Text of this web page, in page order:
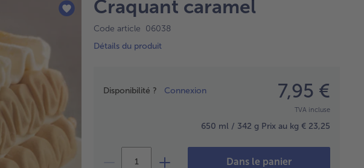
Craquant caramel
Code article 06038
Détails du produit
Disponibilité ? Connexion 7,95 €
TVA incluse
650 ml / 342 g Prix au kg € 23,25
Dans le panier